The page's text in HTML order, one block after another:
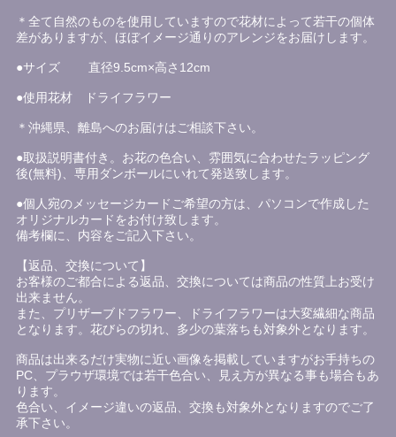
＊全て自然のものを使用していますので花材によって若干の個体
差がありますが、ほぼイメージ通りのアレンジをお届けします。
●サイズ 直径9.5cm×高さ12cm
●使用花材 ドライフラワー
＊沖縄県、離島へのお届けはご相談下さい。
●取扱説明書付き。お花の色合い、雰囲気に合わせたラッピング
後(無料)、専用ダンボールにいれて発送致します。
●個人宛のメッセージカードご希望の方は、パソコンで作成した
オリジナルカードをお付け致します。
備考欄に、内容をご記入下さい。
【返品、交換について】
お客様のご都合による返品、交換については商品の性質上お受け
出来ません。
また、プリザーブドフラワー、ドライフラワーは大変繊細な商品
となります。花びらの切れ、多少の葉落ちも対象外となります。
商品は出来るだけ実物に近い画像を掲載していますがお手持ちの
PC、プラウザ環境では若干色合い、見え方が異なる事も場合もあ
ります。
色合い、イメージ違いの返品、交換も対象外となりますのでご了
承下さい。